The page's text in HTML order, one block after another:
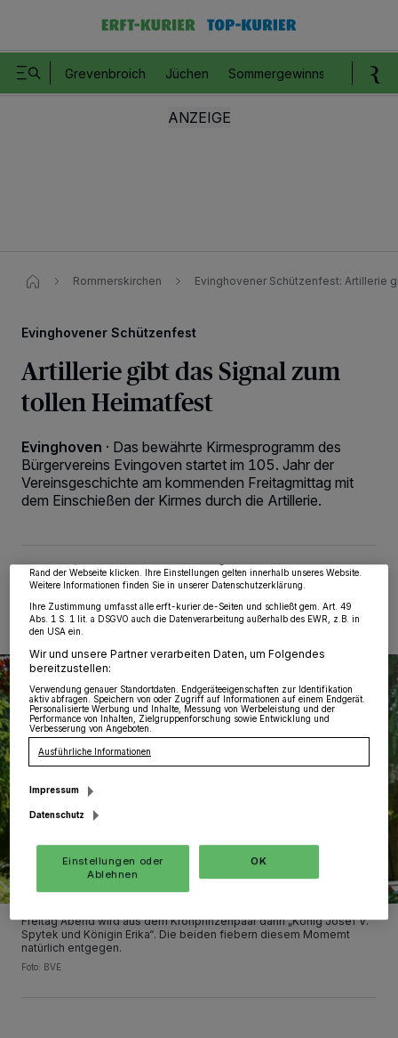
Grevenbroich Jüchen Sommergewinnspiel
Rommerskirchen Evinghovener Schützenfest: Artillerie
Evinghovener Schützenfest
Artillerie gibt das Signal zum
tollen Heimatfest
Evinghoven · Das bewährte Kirmesprogramm des
Bürgervereins Evingoven startet im 105. Jahr der
Vereinsgeschichte am kommenden Freitagmittag mit
dem Einschießen der Kirmes durch die Artillerie.
16.09.2025 , 00:10 Uhr 2 Minuten Lesezeit
Freitag Abend wird aus dem Kronprinzenpaar dann „König Josef V.
Spytek und Königin Erika“. Die beiden fiebern diesem Momemt
natürlich entgegen.
Foto: BVE
Wir und unsere
-Partner speichern und greifen auf personenbezogene Daten
wie Browserdaten oder eindeutige Kennungen auf Ihrem Gerät zu. Durch Auswahl
von OK aktivieren Sie Tracking-Technologien für die unter „Wir und unsere
Rand der Webseite klicken. Ihre Einstellungen gelten innerhalb unseres Website.
Weitere Informationen finden Sie in unserer Datenschutzerklärung.
Ihre Zustimmung umfasst alle erft-kurier.de-Seiten und schließt gem. Art. 49
Abs. 1 S. 1 lit. a DSGVO auch die Datenverarbeitung außerhalb des EWR, z.B. in
den USA ein.
Wir und unsere Partner verarbeiten Daten, um Folgendes
bereitzustellen:
Verwendung genauer Standortdaten. Endgeräteeigenschaften zur Identifikation
aktiv abfragen. Speichern von oder Zugriff auf Informationen auf einem Endgerät.
Personalisierte Werbung und Inhalte, Messung von Werbeleistung und der
Performance von Inhalten, Zielgruppenforschung sowie Entwicklung und
Verbesserung von Angeboten.
Ausführliche Informationen
Impressum
Datenschutz
Einstellungen oder
Ablehnen
OK